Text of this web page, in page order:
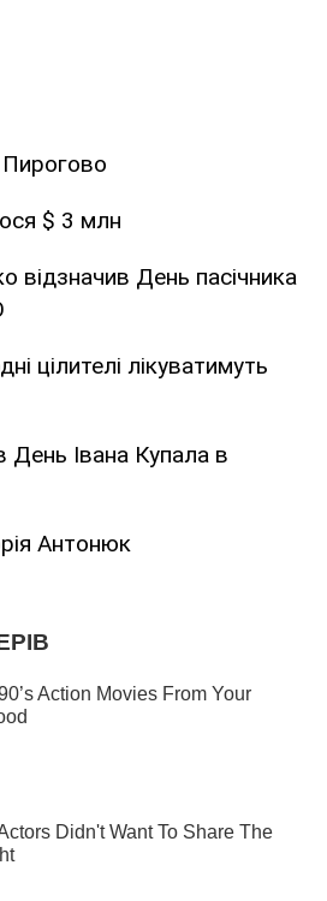
Пирогово
$ 3 млн
День пасічника
цілителі лікуватимуть
Івана Купала в
Антонюк